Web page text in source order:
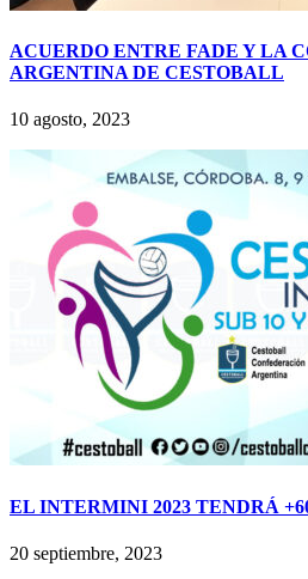
ACUERDO ENTRE FADE Y LA
ARGENTINA DE CESTOBALL
10 agosto, 2023
EL INTERMINI 2023 TENDRÁ
20 septiembre, 2023